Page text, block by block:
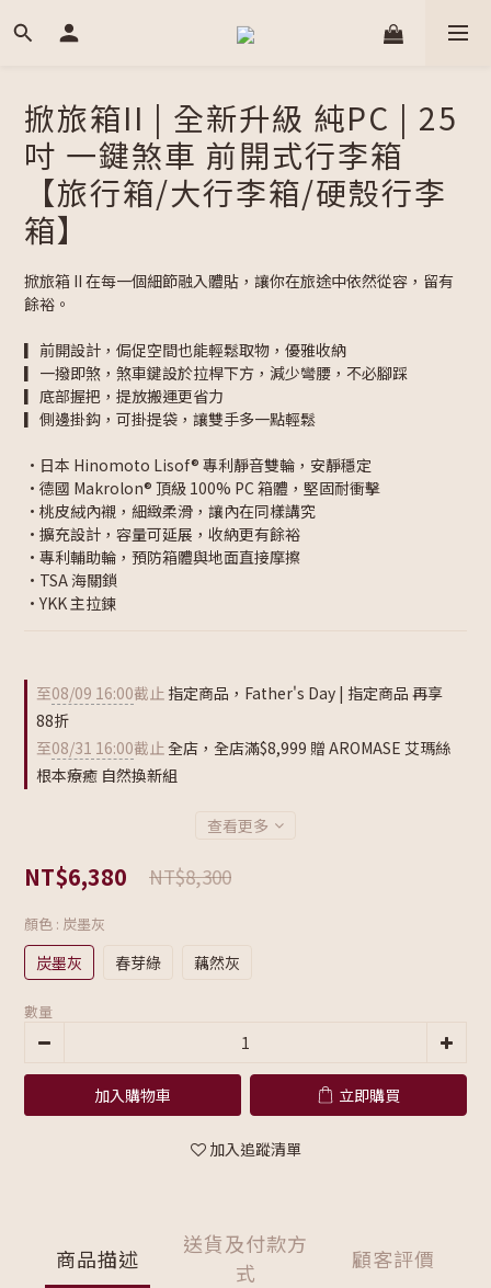
掀旅箱II | 全新升級 純PC | 25
吋 一鍵煞車 前開式行李箱
【旅行箱/大行李箱/硬殼行李
箱】
掀旅箱 II 在每一個細節融入體貼，讓你在旅途中依然從容，留有
餘裕。
▎前開設計，侷促空間也能輕鬆取物，優雅收納
▎一撥即煞，煞車鍵設於拉桿下方，減少彎腰，不必腳踩
▎底部握把，提放搬運更省力
▎側邊掛鈎，可掛提袋，讓雙手多一點輕鬆
•日本 Hinomoto Lisof® 專利靜音雙輪，安靜穩定
•德國 Makrolon® 頂級 100% PC 箱體，堅固耐衝擊
•桃皮絨內襯，細緻柔滑，讓內在同樣講究
•擴充設計，容量可延展，收納更有餘裕
•專利輔助輪，預防箱體與地面直接摩擦
•TSA 海關鎖
•YKK 主拉鍊
至08/09 16:00截止 指定商品，Father's Day | 指定商品 再享
88折
至08/31 16:00截止全店，全店滿$8,999 贈 AROMASE 艾瑪絲
根本療癒 自然換新組
查看更多
NT$6,380 NT$8,300
顏色 : 炭墨灰
炭墨灰 春芽綠 藕然灰
數量
加入購物車 立即購買
加入追蹤清單
商品描述
送貨及付款方
式
顧客評價